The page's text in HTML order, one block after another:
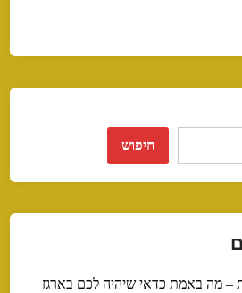
חיפוש
– מה באמת כדאי שיהיה לכם בארגז